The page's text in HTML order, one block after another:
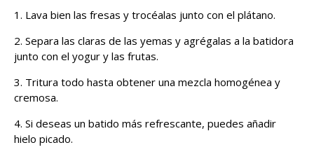
1. Lava bien las fresas y trocéalas junto con el plátano.
2. Separa las claras de las yemas y agrégalas a la batidora
junto con el yogur y las frutas.
3. Tritura todo hasta obtener una mezcla homogénea y
cremosa.
4. Si deseas un batido más refrescante, puedes añadir
hielo picado.